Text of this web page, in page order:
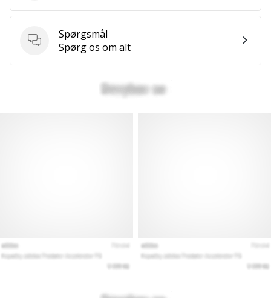
Spørgsmål
Spørgsmål
Spørg os om alt